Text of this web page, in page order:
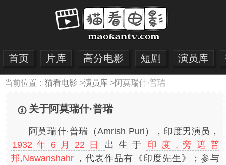
首页 片库 高分电影 短剧 演员库
当前位置： 猫看电影 >演员库>阿莫瑞什·普瑞
关于阿莫瑞什·普瑞
阿莫瑞什·普瑞（Amrish Puri），印度男演员，
1932年6月22日
出生于
印度,旁遮普
邦,Nawanshahr ，代表作品有《印度先生》；参与